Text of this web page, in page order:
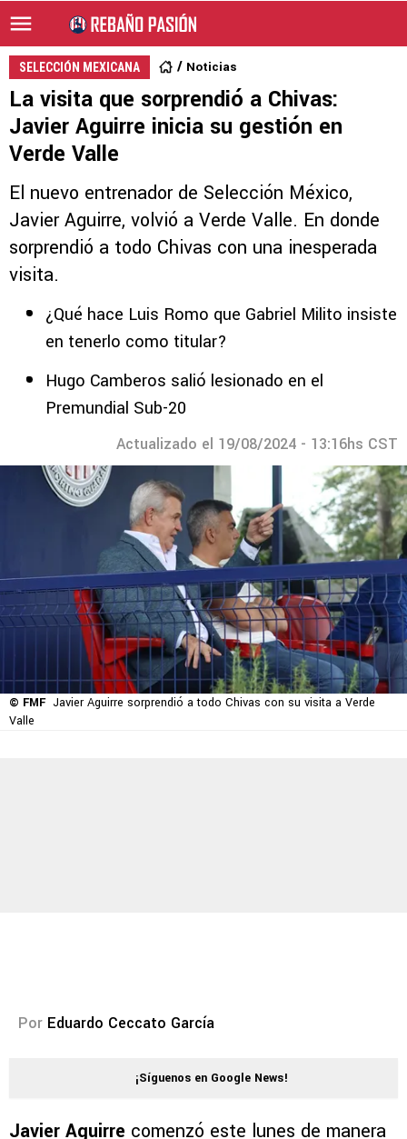
SELECCIÓN MEXICANA Noticias
La visita que sorprendió a Chivas:
Javier Aguirre inicia su gestión en
Verde Valle
El nuevo entrenador de Selección México,
Javier Aguirre, volvió a Verde Valle. En donde
sorprendió a todo Chivas con una inesperada
visita.
¿Qué hace Luis Romo que Gabriel Milito insiste
en tenerlo como titular?
Hugo Camberos salió lesionado en el
Premundial Sub-20
Actualizado el 19/08/2024 - 13:16hs CST
© FMF Javier Aguirre sorprendió a todo Chivas con su visita a Verde
Valle
Por Eduardo Ceccato García
¡Síguenos en Google News!
Javier Aguirre comenzó este lunes de manera